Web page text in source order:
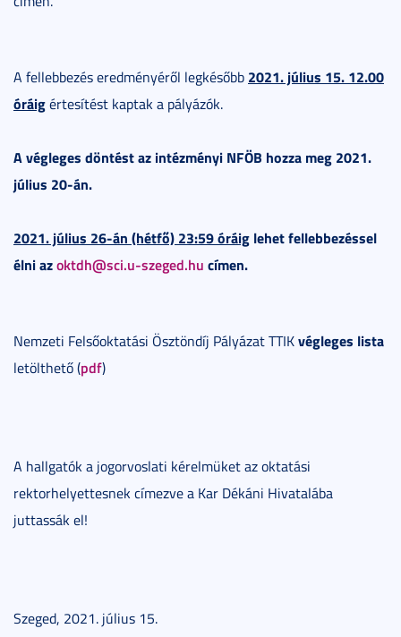
A fellebbezés eredményéről legkésőbb 2021. július 15. 12.00
óráigértesítést kaptak a pályázók.
A végleges döntést az intézményi NFÖB hozza meg 2021.
július 20-án.
2021. július 26-án (hétfő) 23:59 óráig lehet fellebbezéssel
élni azoktdh@sci.u-szeged.hu címen.
Nemzeti Felsőoktatási Ösztöndíj Pályázat TTIKvégleges lista
letölthető (pdf)
A hallgatók a jogorvoslati kérelmüket az oktatási
rektorhelyettesnek címezve a Kar Dékáni Hivatalába
juttassák el!
Szeged, 2021. július 15.